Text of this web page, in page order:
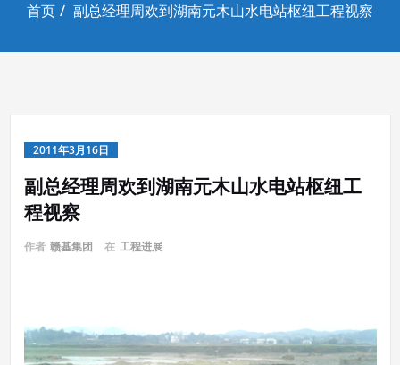
首页 副总经理周欢到湖南元木山水电站枢纽工程视察
2011年3月16日
副总经理周欢到湖南元木山水电站枢纽工
程视察
作者 赣基集团 在 工程进展